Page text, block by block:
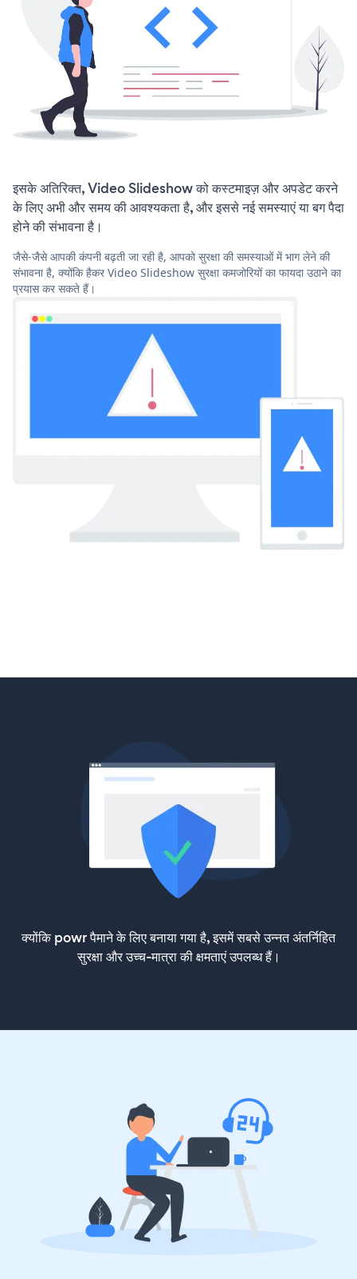
इसके अतिरिक्त, Video Slideshow को कस्टमाइज़ और अपडेट करने
के लिए अभी और समय की आवश्यकता है, और इससे नई समस्याएं या बग पैदा
होने की संभावना है।
जैसे-जैसे आपकी कंपनी बढ़ती जा रही है, आपको सुरक्षा की समस्याओं में भाग लेने की
संभावना है, क्योंकि हैकर Video Slideshow सुरक्षा कमजोरियों का फायदा उठाने का
प्रयास कर सकते हैं।
क्योंकि powr पैमाने के लिए बनाया गया है, इसमें सबसे उन्नत अंतर्निहित
सुरक्षा और उच्च-मात्रा की क्षमताएं उपलब्ध हैं।